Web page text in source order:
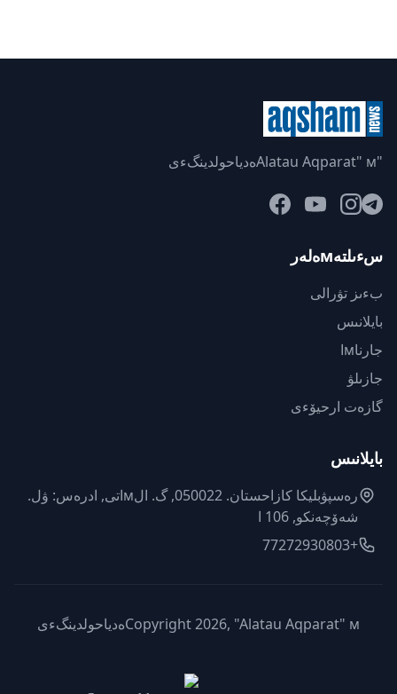
"Alatau Aqparat" мەدياحولدينگءى
سءىلتەмەلەر
بءىز تۋرالى
بايلانىس
جارناмا
جازىلۋ
گازەت ارحيۆءى
بايلانىس
رەسپۋبليكا كازاحستان. 050022, گ. الмاتى, ادرەس: ۋل.
شەۆچەنكو, 106 ا
+77272930803
Copyright 2026, "Alatau Aqparat" мەدياحولدينگءى